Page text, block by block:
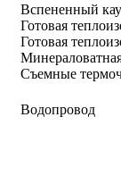
Вспененный
Готовая
Готовая
Съемные
Водопровод